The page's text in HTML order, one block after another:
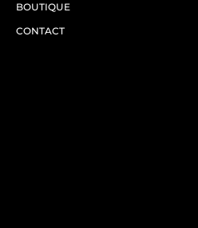
BOUTIQUE
CONTACT